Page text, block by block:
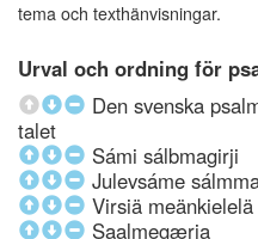
tema och texthänvisningar.
Urval och ordning för
Den svenska
talet
Sámi sálbmagirji
Julevsáme
Virsiä meänkielelä
Saalmegærja